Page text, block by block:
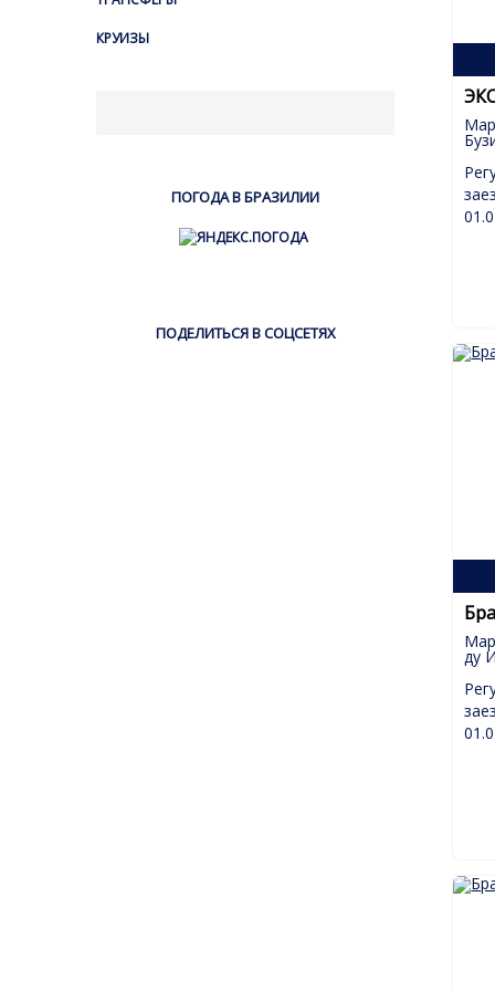
ду
КРУИЗЫ
ПОГОДА В БРАЗИЛИИ
ПОДЕЛИТЬСЯ В СОЦСЕТЯХ